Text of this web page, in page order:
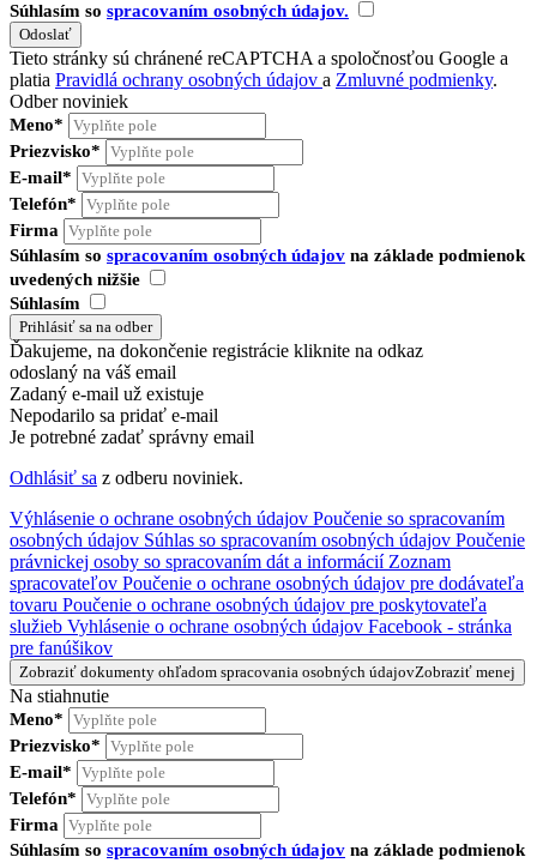
Súhlasím so spracovaním osobných údajov.
Tieto stránky sú chránené reCAPTCHA a spoločnosťou Google a
platia Pravidlá ochrany osobných údajov a Zmluvné podmienky.
Odber noviniek
Meno*
Priezvisko*
E-mail*
Telefón*
Firma
Súhlasím so spracovaním osobných údajov na základe podmienok
uvedených nižšie
Súhlasím
Ďakujeme, na dokončenie registrácie kliknite na odkaz
odoslaný na váš email
Zadaný e-mail už existuje
Nepodarilo sa pridať e-mail
Je potrebné zadať správny email
Odhlásiť sa z odberu noviniek.
Výhlásenie o ochrane osobných údajov Poučenie so spracovaním
osobných údajov Súhlas so spracovaním osobných údajov Poučenie
právnickej osoby so spracovaním dát a informácií Zoznam
spracovateľov Poučenie o ochrane osobných údajov pre dodávateľa
tovaru Poučenie o ochrane osobných údajov pre poskytovateľa
služieb Vyhlásenie o ochrane osobných údajov Facebook - stránka
pre fanúšikov
Zobraziť dokumenty ohľadom spracovania osobných údajovZobraziť menej
Na stiahnutie
Meno*
Priezvisko*
E-mail*
Telefón*
Firma
Súhlasím so spracovaním osobných údajov na základe podmienok